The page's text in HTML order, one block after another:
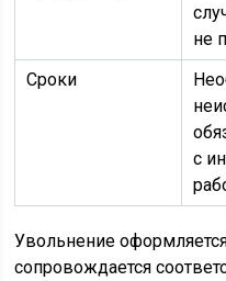
не
Сроки
с
Увольнение
сопровождается